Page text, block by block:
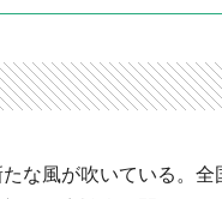
たな風が吹いている。